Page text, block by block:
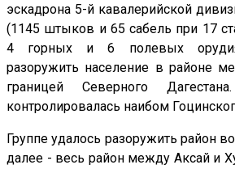
эскадрона 5-й кавалерийской
(1145 штыков и 65 сабель при 17
4 горных и 6 полевых
разоружить население в районе
границей Северного
контролировалась наибом
Группе удалось разоружить район
далее - весь район между Аксай и